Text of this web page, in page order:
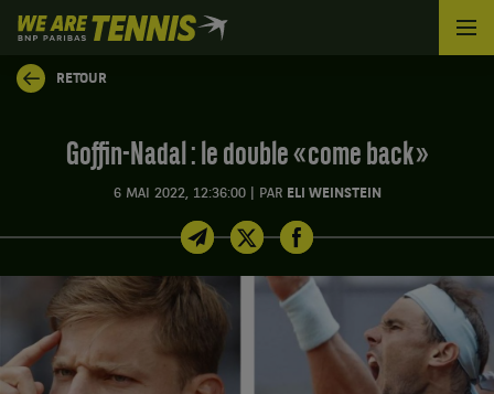
We
are
Tennis
by
RETOUR
Goffin-Nadal : le double « come back »
6 MAI 2022, 12:36:00 PAR ELI WEINSTEIN